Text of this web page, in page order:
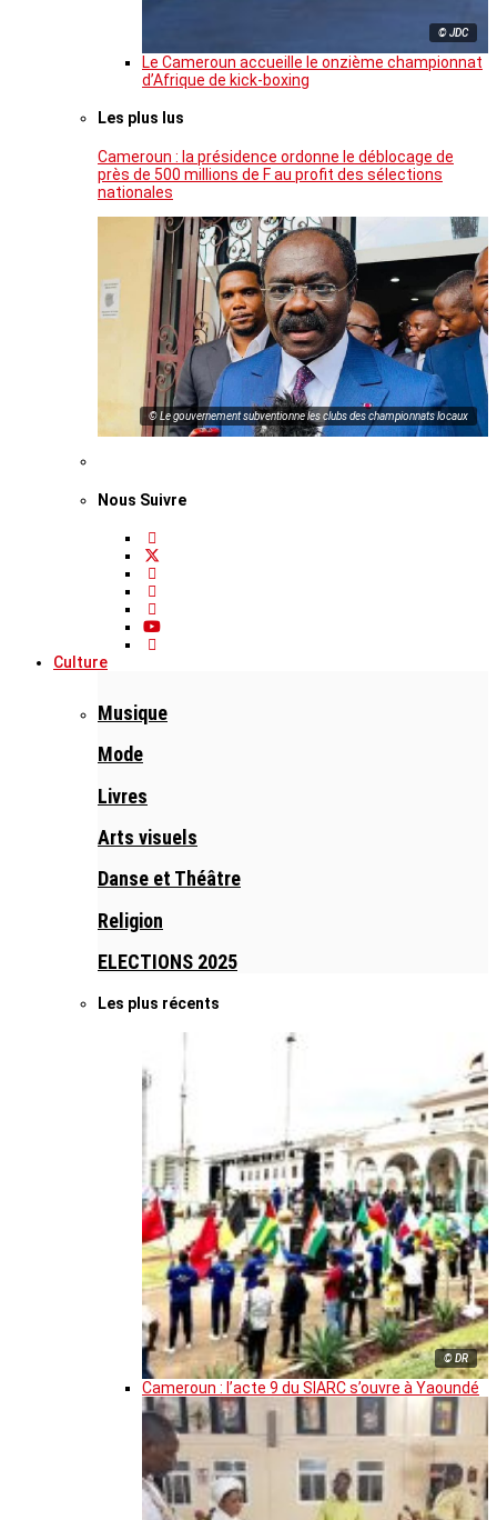
© JDC
Le Cameroun accueille le onzième championnat
d’Afrique de kick-boxing
Les plus lus
Cameroun : la présidence ordonne le déblocage de
près de 500 millions de F au profit des sélections
nationales
© Le gouvernement subventionne les clubs des championnats locaux
Nous Suivre
Culture
Musique
Mode
Livres
Arts visuels
Danse et Théâtre
Religion
ELECTIONS 2025
Les plus récents
© DR
Cameroun : l’acte 9 du SIARC s’ouvre à Yaoundé